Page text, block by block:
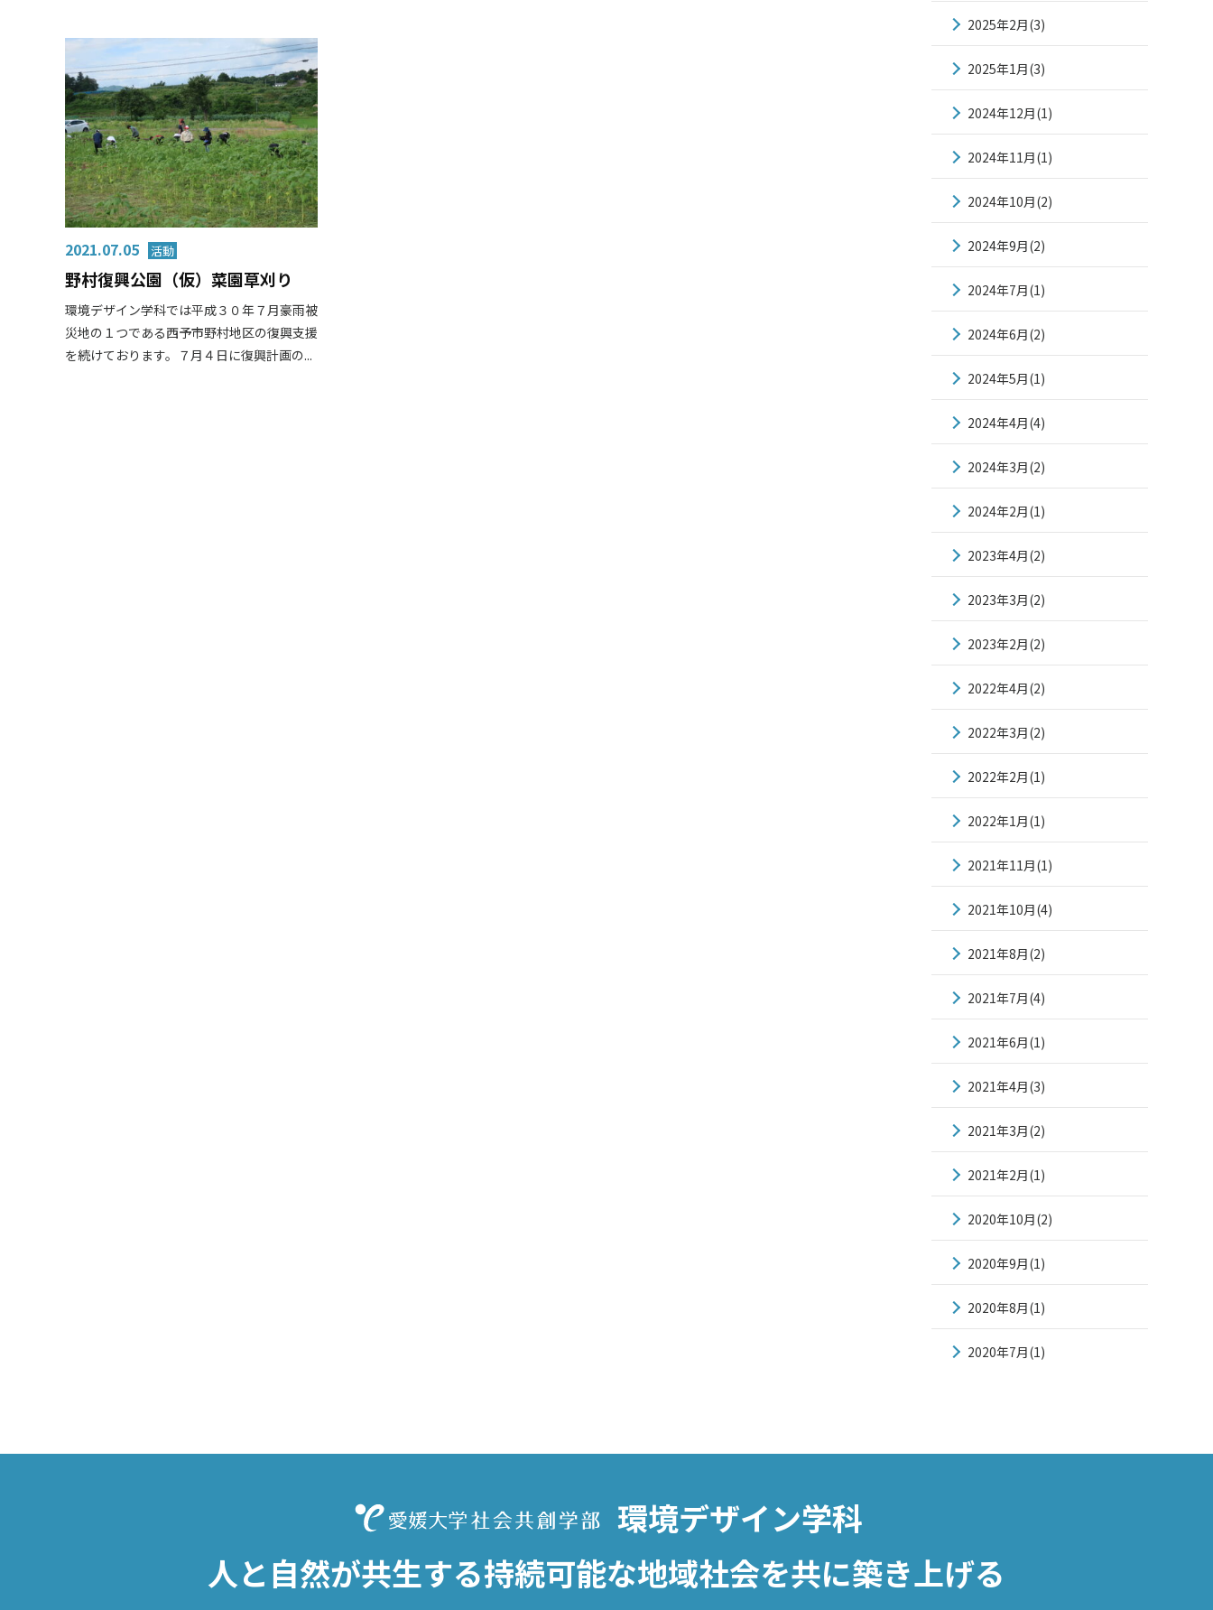
2021.07.05
野村復興公園（仮）菜園草刈り
環境デザイン学科では平成３０年７月豪雨被
災地の１つである西予市野村地区の復興支援
を続けております。７月４日に復興計画の...
2025年2月(3)
2025年1月(3)
2024年12月(1)
2024年11月(1)
2024年10月(2)
2024年9月(2)
2024年7月(1)
2024年6月(2)
2024年5月(1)
2024年4月(4)
2024年3月(2)
2024年2月(1)
2023年4月(2)
2023年3月(2)
2023年2月(2)
2022年4月(2)
2022年3月(2)
2022年2月(1)
2022年1月(1)
2021年11月(1)
2021年10月(4)
2021年8月(2)
2021年7月(4)
2021年6月(1)
2021年4月(3)
2021年3月(2)
2021年2月(1)
2020年10月(2)
2020年9月(1)
2020年8月(1)
2020年7月(1)
環境デザイン学科
人と自然が共生する持続可能な地域社会を共に築き上げる